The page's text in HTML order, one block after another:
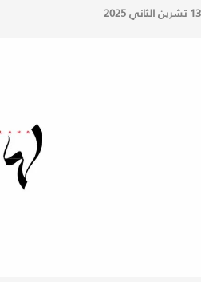
13 تشرين الثاني 2025